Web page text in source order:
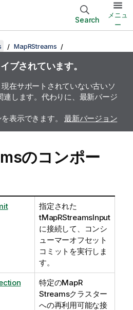
Search
メニュ
ー
MapRStreams
ブされています。
在サポートされていない古いソ
連します。代わりに、最新バージ
表示できます。 最新バージョン
のコンポー
指定された
tMapRStreamsInput
に接続して、コンシ
ューマーオフセット
コミットを実行しま
す。
特定のMapR
Streamsクラスター
への再利用可能な接